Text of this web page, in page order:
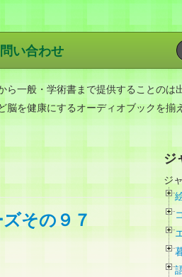
い合わせ
一般・学術書まで提供することのは
を健康にするオーディオブックを揃
その９７
ジ
ジ